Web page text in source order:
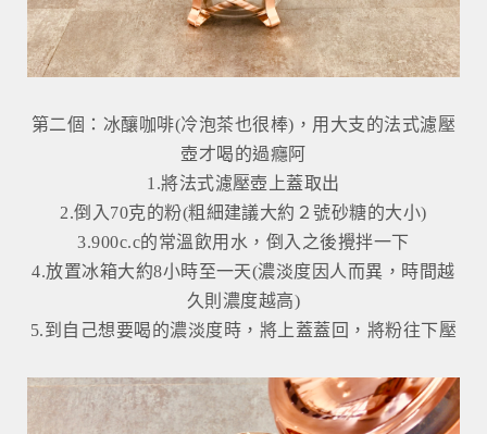
第二個：冰釀咖啡(冷泡茶也很棒)，用大支的法式濾壓
壺才喝的過癮阿
1.將法式濾壓壺上蓋取出
2.倒入70克的粉(粗細建議大約２號砂糖的大小)
3.900c.c的常溫飲用水，倒入之後攪拌一下
4.放置冰箱大約8小時至一天(濃淡度因人而異，時間越
久則濃度越高)
5.到自己想要喝的濃淡度時，將上蓋蓋回，將粉往下壓